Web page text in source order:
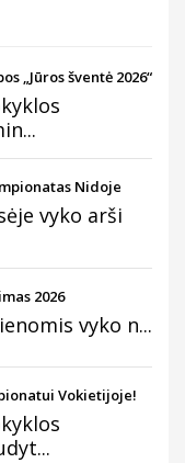
„Jūros šventė 2026“
Nidoje
vyko arši
2026
vyko n...
Vokietijoje!